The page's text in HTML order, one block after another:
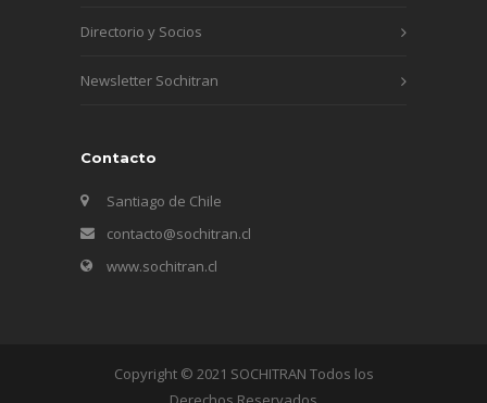
Directorio y Socios
Newsletter Sochitran
Contacto
Santiago de Chile
contacto@sochitran.cl
www.sochitran.cl
Copyright © 2021 SOCHITRAN Todos los